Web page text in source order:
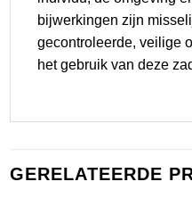
bijwerkingen zijn
gecontroleerde, veilige
het gebruik van deze
GERELATEERDE